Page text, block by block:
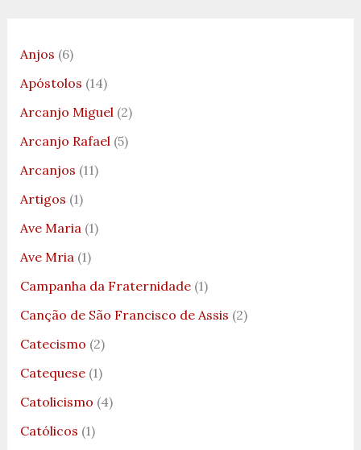
Anjos (6)
Apóstolos (14)
Arcanjo Miguel (2)
Arcanjo Rafael (5)
Arcanjos (11)
Artigos (1)
Ave Maria (1)
Ave Mria (1)
Campanha da Fraternidade(1)
Canção de São Francisco de Assis (2)
Catecismo (2)
Catequese(1)
Catolicismo (4)
Católicos (1)